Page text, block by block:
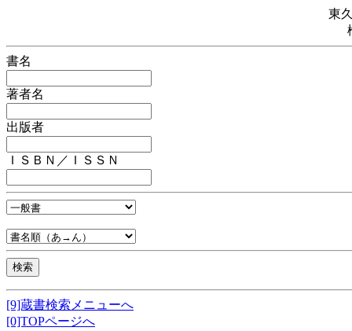
東
書名
著者名
出版者
ＩＳＢＮ／ＩＳＳＮ
[9]蔵書検索メニューへ
[0]TOPページへ